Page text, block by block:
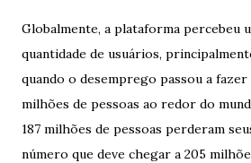
Globalmente, a plataforma percebeu
quantidade de usuários,
quando o desemprego passou a
milhões de pessoas ao redor do
187 milhões de pessoas perderam
número que deve chegar a 205